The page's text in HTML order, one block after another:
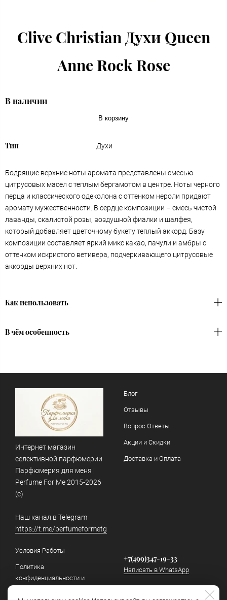
Clive Christian Духи Queen
Anne Rock Rose
В наличии
В корзину
Тип Духи
Бодрящие верхние ноты аромата представлены смесью
цитрусовых масел с теплым бергамотом в центре. Ноты черного
перца и классического одеколона с оттенком нероли придают
аромату мужественности. В сердце композиции – смесь чистой
лаванды, скалистой розы, воздушной фиалки и шалфея,
который добавляет цветочному букету теплый аккорд. Базу
композиции составляет яркий микс какао, пачули и амбры с
оттенком искристого ветивера, подчеркивающего цитрусовые
аккорды верхних нот.
Как использовать
В чём особенность
Интернет магазин
селективной парфюмерии
Парфюмерия для меня |
Perfume For Me 2015-2026
(c)
Наш канал в Telegram
https://t.me/perfumeformetg
Блог
Отзывы
Вопрос Ответы
Акции и Скидки
Доставка и Оплата
Условия Работы
Политика
конфиденциальности и
+7(499)347-19-33
Написать в WhatsApp
info@perfumeforme.ru